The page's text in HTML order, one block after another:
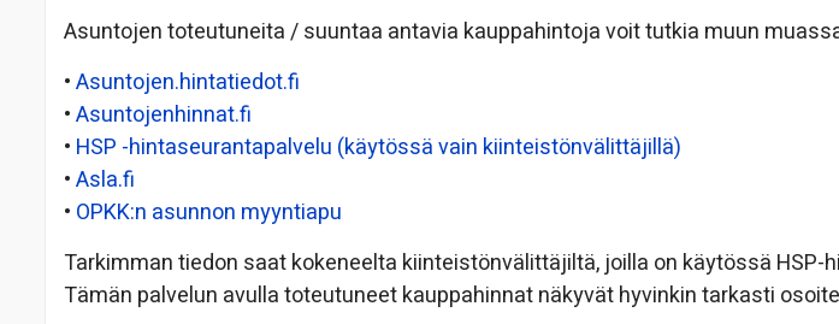
Asuntojen toteutuneita / suuntaa antavia kauppahintoja voit tutkia muun
•Asuntojen.hintatiedot.fi
•Asuntojenhinnat.fi
• HSP -hintaseurantapalvelu (käytössä vain kiinteistönvälittäjillä)
•Asla.fi
• OPKK:n asunnon myyntiapu
Tarkimman tiedon saat kokeneelta kiinteistönvälittäjiltä, joilla on käytössä HSP-
Tämän palvelun avulla toteutuneet kauppahinnat näkyvät hyvinkin tarkasti